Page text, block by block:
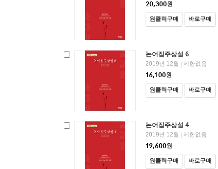
20,300원
원클릭구매 바로구매
논어집주상설 6
2019년 12월
제한없음
16,100원
원클릭구매 바로구매
논어집주상설 4
2019년 12월
제한없음
19,600원
원클릭구매 바로구매